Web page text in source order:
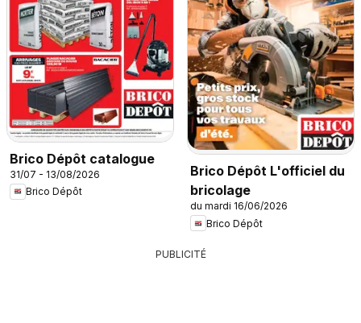
Brico Dépôt catalogue
31/07 - 13/08/2026
Brico Dépôt
Brico Dépôt L'officiel du
bricolage
du mardi 16/06/2026
Brico Dépôt
PUBLICITÉ